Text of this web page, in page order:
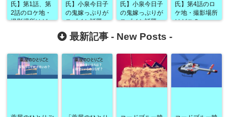
氏】第1話、第
2話のロケ地・
撮影場所はど
氏】小泉今日子
の鬼嫁っぷりが
スゴイと話題
に！第2話の円
子
氏】小泉今日子
の鬼嫁っぷりが
スゴイと話題
子
氏】第4話のロ
ケ地・撮影場所
はどこ？
最新記事 - New Posts -